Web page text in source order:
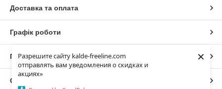
Разрешите сайту kalde-freeline.com
отправлять вам уведомления о скидках и
акциях»
×
Доставка та оплата
Графік роботи
Повна версія сайту
Сайт створено на маркетплейсі